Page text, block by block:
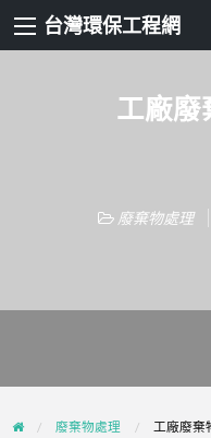
台灣環保工程網
工廠廢
廢棄物處理
廢棄物處理 工廠廢棄